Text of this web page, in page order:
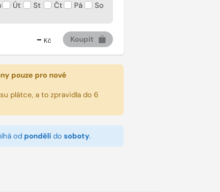
Út St Čt Pá So
- Kč Koupit
pouze pro nové
plátce, a to zpravidla do 6
od pondělído soboty.